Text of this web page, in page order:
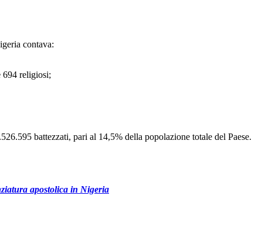
contava:
694 religiosi;
battezzati, pari al 14,5% della popolazione totale del Paese.
apostolica in Nigeria